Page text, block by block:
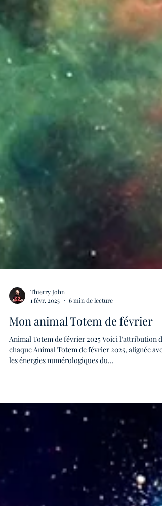
Thierry John
1 févr. 2025
6 min de lecture
Mon animal Totem de février
Animal Totem de février 2025 Voici l’attribution de
les énergies numérologiques du...